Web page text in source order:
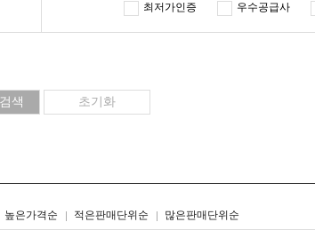
최저가인증 우수공급사
높은가격순 적은판매단위순 많은판매단위순